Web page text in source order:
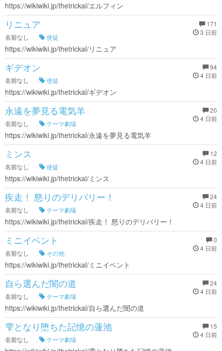
https://wikiwiki.jp/thetrickal/エルフィン
171
3 日前
リニュア
名前なし 使徒
https://wikiwiki.jp/thetrickal/リニュア
94
4 日前
ギデオン
名前なし 使徒
https://wikiwiki.jp/thetrickal/ギデオン
20
4 日前
永遠を夢見る電気羊
名前なし テーマ劇場
https://wikiwiki.jp/thetrickal/永遠を夢見る電気羊
12
4 日前
ミンス
名前なし 使徒
https://wikiwiki.jp/thetrickal/ミンス
24
4 日前
疾走！ 怒りのデリバリー！
名前なし テーマ劇場
https://wikiwiki.jp/thetrickal/疾走！ 怒りのデリバリー！
0
4 日前
ミニイベント
名前なし その他
https://wikiwiki.jp/thetrickal/ミニイベント
24
4 日前
自ら選んだ闇の道
名前なし テーマ劇場
https://wikiwiki.jp/thetrickal/自ら選んだ闇の道
15
4 日前
雫となり堕ちた記憶の蓮池
名前なし テーマ劇場